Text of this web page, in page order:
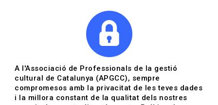
Actualitza't
Vols estar al dia?
A l'Associació de Professionals de la gestió
cultural de Catalunya (APGCC), sempre
compromesos amb la privacitat de les teves dades
i la millora constant de la qualitat dels nostres